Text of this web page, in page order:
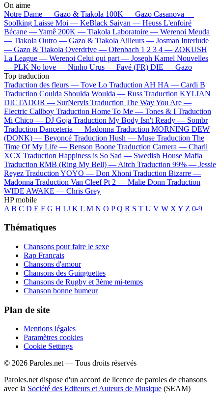
On aime
Notre Dame — Gazo & Tiakola 100K — Gazo Casanova —
Soolking Laisse Moi — KeBlack Saiyan — Heuss L'enfoiré
Bécane —Yamê 200K — Tiakola Laboratoire — Werenoi Meuda
— Tiakola Outro — Gazo & Tiakola Ailleurs — Josman Interlude
— Gazo & Tiakola Overdrive — Ofenbach 1 2 3 4 — ZOKUSH
La League — Werenoi Celui qui part — Joseph Kamel Nouvelles
— PLK No love — Ninho Urus — Favé (FR) DIE — Gazo
Top traduction
Traduction des fleurs — Tove Lo Traduction AH HA — Cardi B
Traduction Coulda Shoulda Woulda — Russ Traduction KYLIAN
DICTADOR — SurNervis Traduction The Way You Are —
Electric Callboy Traduction Home To Me — Tones & I Traduction
Mi Chico — DJ Goja Traduction My Body Isn't Ready — Sombr
Traduction Danceteria — Madonna Traduction MORNING DEW
(DONK) — Beyoncé Traduction Hush — Muse Traduction The
Time Of My Life — Benson Boone Traduction Camera — Charli
XCX Traduction Happiness is So Sad — Swedish House Mafia
Traduction RMB (Ring My Bell) — Aitch Traduction 99% — Jessie
Reyez Traduction YOYO — Don Xhoni Traduction Bizarre —
Madonna Traduction Van Cleef Pt 2 — Malie Donn Traduction
WIDE AWAKE — Chris Grey
HP mobile
A B C D E F G H I J K L M N O P Q R S T U V W X Y Z 0-9
Thématiques
Chansons pour faire le sexe
Rap Français
Chansons d'amour
Chansons des Guinguettes
Chansons de Rugby et 3ème mi-temps
Chanson bonne humeur
Plan de site
Mentions légales
Paramètres cookies
Cookie Settings
© 2026 Paroles.net — Tous droits réservés
Paroles.net dispose d'un accord de licence de paroles de chansons
avec la Société des Editeurs et Auteurs de Musique (SEAM)